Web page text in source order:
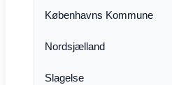
Københavns Kommune
Nordsjælland
Slagelse